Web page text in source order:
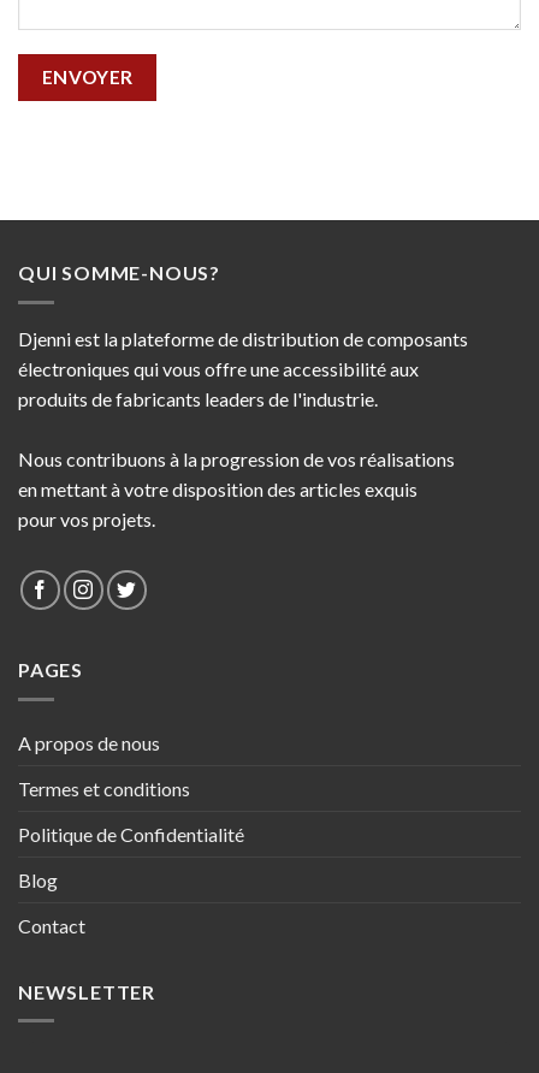
QUI SOMME-NOUS?
Djenni est la plateforme de distribution de composants
électroniques qui vous offre une accessibilité aux
produits de fabricants leaders de l'industrie.
Nous contribuons à la progression de vos réalisations
en mettant à votre disposition des articles exquis
pour vos projets.
PAGES
A propos de nous
Termes et conditions
Politique de Confidentialité
Blog
Contact
NEWSLETTER